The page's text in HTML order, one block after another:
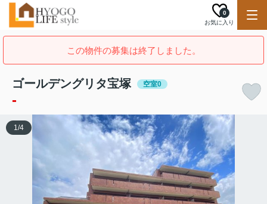
お気に入り
0
この物件の募集は終了しました。
ゴールデングリタ宝塚 空室0
-
1/4